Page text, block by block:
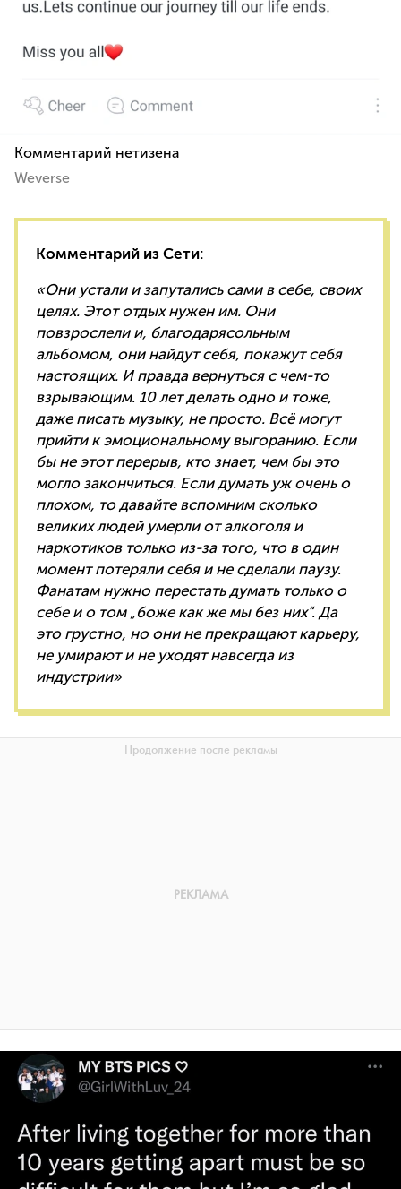
Комментарий нетизена
Weverse
Комментарий из Сети:
«Они устали и запутались сами в себе, своих
целях. Этот отдых нужен им. Они
повзрослели и, благодарясольным
альбомом, они найдут себя, покажут себя
настоящих. И правда вернуться с чем-то
взрывающим. 10 лет делать одно и тоже,
даже писать музыку, не просто. Всё могут
прийти к эмоциональному выгоранию. Если
бы не этот перерыв, кто знает, чем бы это
могло закончиться. Если думать уж очень о
плохом, то давайте вспомним сколько
великих людей умерли от алкоголя и
наркотиков только из-за того, что в один
момент потеряли себя и не сделали паузу.
Фанатам нужно перестать думать только о
себе и о том „боже как же мы без них“. Да
это грустно, но они не прекращают карьеру,
не умирают и не уходят навсегда из
индустрии»